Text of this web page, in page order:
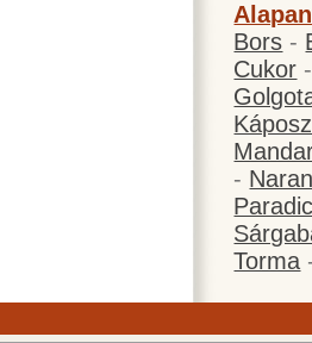
Bors -
Cukor -
-
Torma